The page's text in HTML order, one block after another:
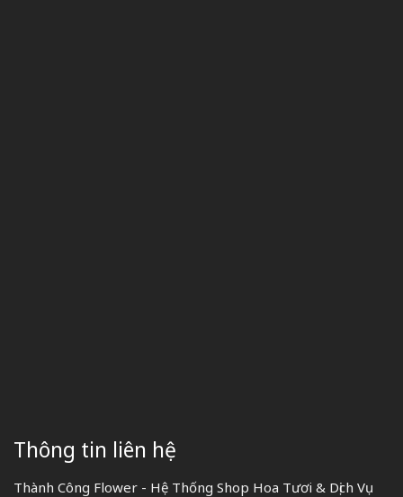
Thông tin liên hệ
Thành Công Flower - Hệ Thống Shop Hoa Tươi & Dịch Vụ